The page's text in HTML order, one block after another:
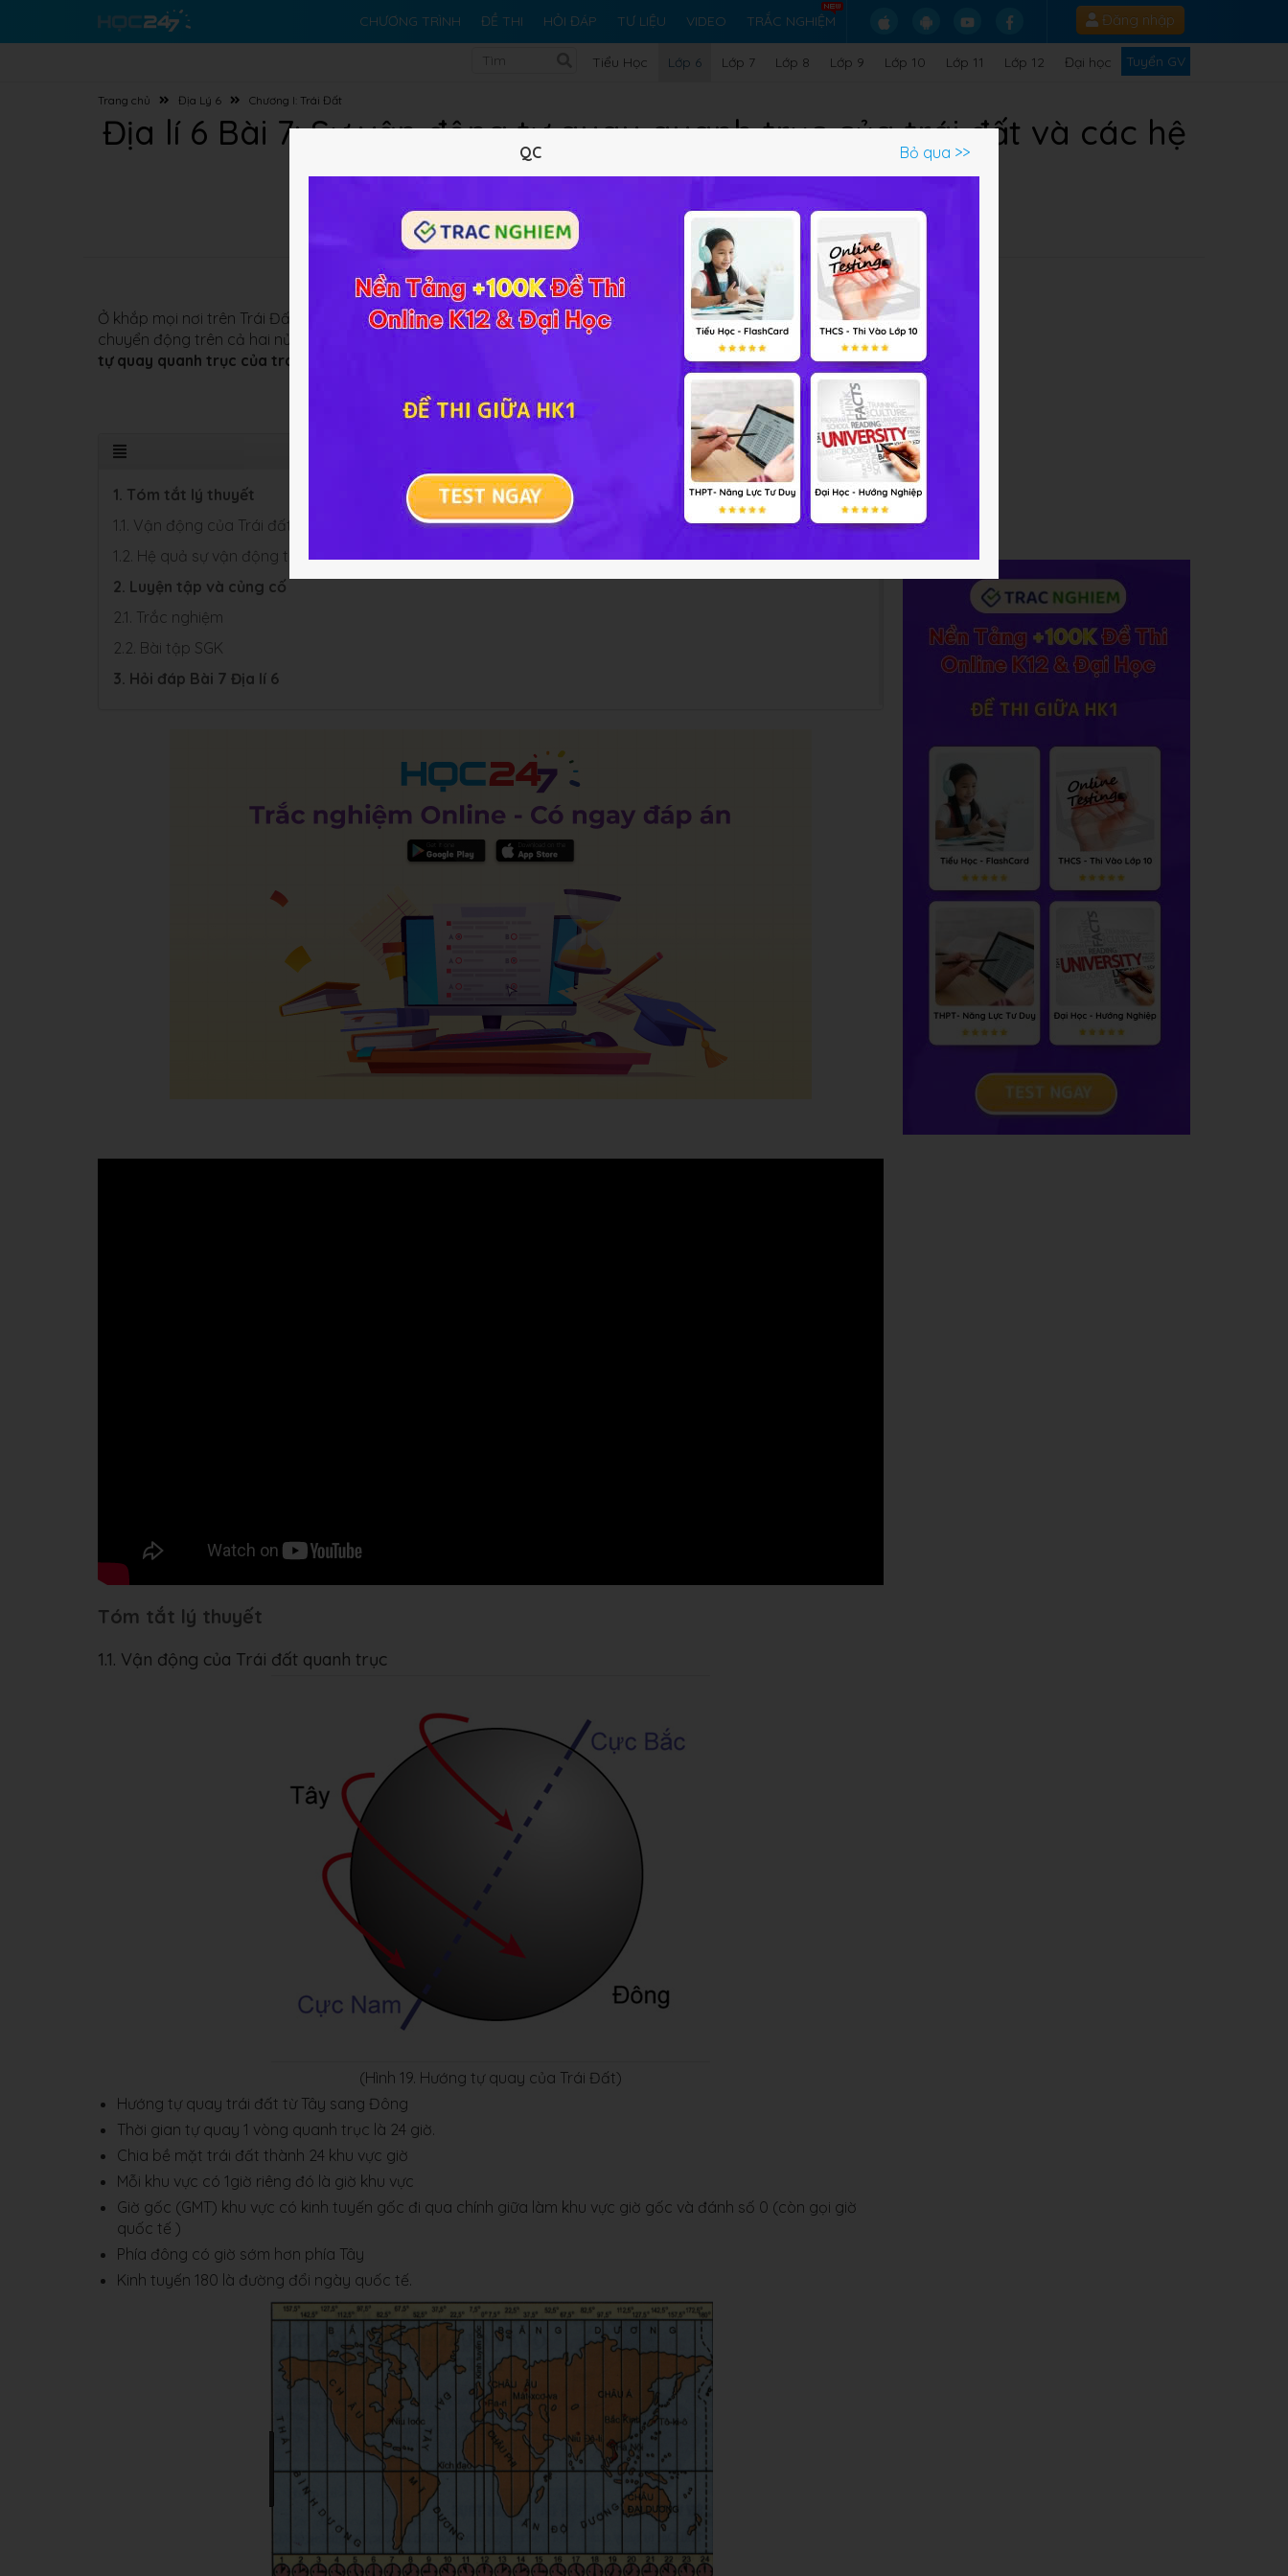
CHƯƠNG TRÌNH ĐỀ THI HỎI ĐÁP TƯ LIỆU VIDEO TRẮC NGHIỆM Đăng nhập
Tiểu Học Lớp 6 Lớp 7 Lớp 8 Lớp 9 Lớp 10 Lớp 11 Lớp 12 Đại học Tuyển GV
Trang chủ Địa Lý 6 Chương I: Trái Đất
Địa lí 6 Bài 7: Sự vận động tự quay quanh trục của trái đất và các hệ
quả
Lý thuyết 5Trắc nghiệm BT SGK 161 FAQ
Ở khắp mọi nơi trên Trái Đất có hiện tượng ngày đêm kế tiếp nhau liên tục và làm lệch hướng của các Vật
chuyển động trên cả hai nửa cầu. Vậy để tìm hiểu hiện tượng đó mời các em cùng tìm hiểu: Bài 7: Sự vận động
tự quay quanh trục của trái đất và các hệ quả
1. Tóm tắt lý thuyết
1.1. Vận động của Trái đất quanh trục
1.2. Hệ quả sự vận động tự quay quanh trục của Trái Đất
2. Luyện tập và củng cố
2.1. Trắc nghiệm
2.2. Bài tập SGK
3. Hỏi đáp Bài 7 Địa lí 6
Tóm tắt lý thuyết
1.1. Vận động của Trái đất quanh trục
(Hình 19. Hướng tự quay của Trái Đất)
Hướng tự quay trái đất từ Tây sang Đông
Thời gian tự quay 1 vòng quanh trục là 24 giờ.
Chia bề mặt trái đất thành 24 khu vực giờ
Mỗi khu vực có 1giờ riêng đó là giờ khu vực
Giờ gốc (GMT) khu vực có kinh tuyến gốc đi qua chính giữa làm khu vực giờ gốc và đánh số 0 (còn gọi giờ
quốc tế )
Phía đông có giờ sớm hơn phía Tây
Kinh tuyến 180 là đường đổi ngày quốc tế.
QC Bỏ qua >>